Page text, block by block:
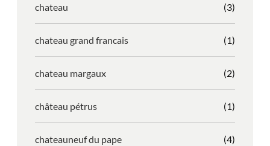
chateau (3)
chateau grand francais (1)
chateau margaux (2)
château pétrus (1)
chateauneuf du pape (4)